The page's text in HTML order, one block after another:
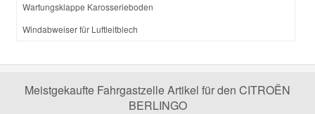
Wartungsklappe Karosserieboden
Windabweiser für Luftleitblech
Meistgekaufte Fahrgastzelle Artikel für den CITROËN
BERLINGO